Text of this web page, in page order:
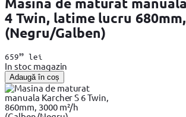
4 Twin, latime lucru
(Negru/Galben)
65999lei
In stoc magazin
Adaugă în coș